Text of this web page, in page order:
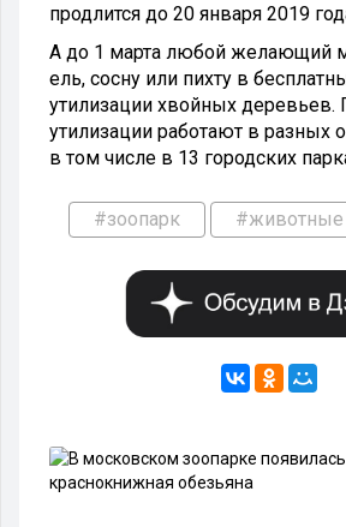
продлится до 20 января 2019
А до 1 марта любой желающий
ель, сосну или пихту в
утилизации хвойных деревьев.
утилизации работают в разных
в том числе в 13 городских
#зоопарк #животные